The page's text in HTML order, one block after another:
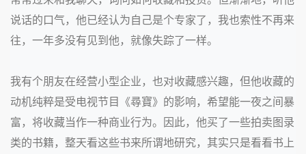
说话的口气，他已经认为自己是个专家了，我也索性不再来
往，一年多没有见到他，就像失踪了一样。
我有个朋友在经营小型企业，也对收藏感兴趣，但他收藏的
动机纯粹是受电视节目《尋寶》的影响，希望能一夜之间暴
富，将收藏当作一种商业行为。因此，他买了一些拍卖图录
类的书籍，整天看这些书来所谓地研究，其实只是看看书上